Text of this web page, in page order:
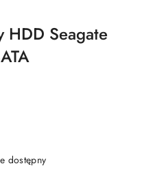
HDD Seagate
dostępny